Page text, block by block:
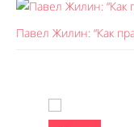
Павел Жилин: “Как